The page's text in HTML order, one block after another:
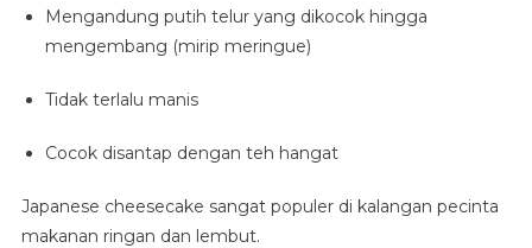
Mengandung putih telur yang dikocok hingga
mengembang (mirip meringue)
Tidak terlalu manis
Cocok disantap dengan teh hangat
Japanese cheesecake sangat populer di kalangan pecinta
makanan ringan dan lembut.